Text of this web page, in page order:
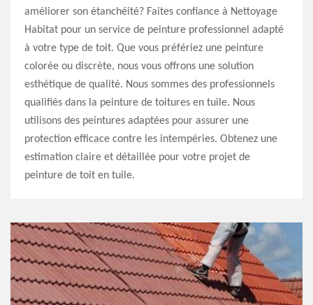
améliorer son étanchéité? Faites confiance à Nettoyage
Habitat pour un service de peinture professionnel adapté
à votre type de toit. Que vous préfériez une peinture
colorée ou discrète, nous vous offrons une solution
esthétique de qualité. Nous sommes des professionnels
qualifiés dans la peinture de toitures en tuile. Nous
utilisons des peintures adaptées pour assurer une
protection efficace contre les intempéries. Obtenez une
estimation claire et détaillée pour votre projet de
peinture de toit en tuile.